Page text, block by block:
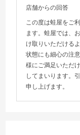
店舗からの回答
この度は蛙屋をご
ます。蛙屋では、
け取りいただける
状態にも細心の注
様にご満足いただ
してまいります。
申し上げます。